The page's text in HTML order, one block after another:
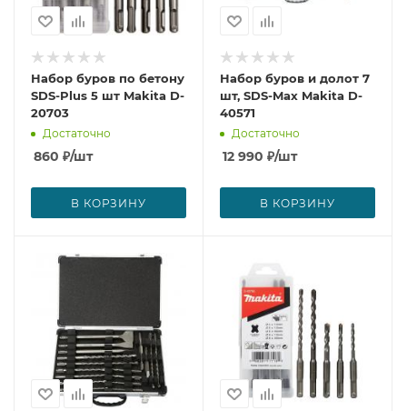
Набор буров по бетону
SDS-Plus 5 шт Makita D-
20703
Достаточно
860 ₽/шт
В КОРЗИНУ
Набор буров и долот 7
шт, SDS-Max Makita D-
40571
Достаточно
12 990 ₽/шт
В КОРЗИНУ